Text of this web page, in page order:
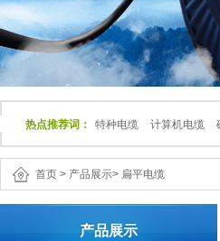
热点推荐词： 特种电缆 计算机电缆
首页 > 产品展示> 扁平电缆
产品展示